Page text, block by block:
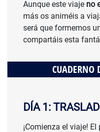
Aunque este viaje no
más os animéis a
será que formemos
compartáis esta
CUADERNO
DÍA 1:
¡Comienza el viaje!